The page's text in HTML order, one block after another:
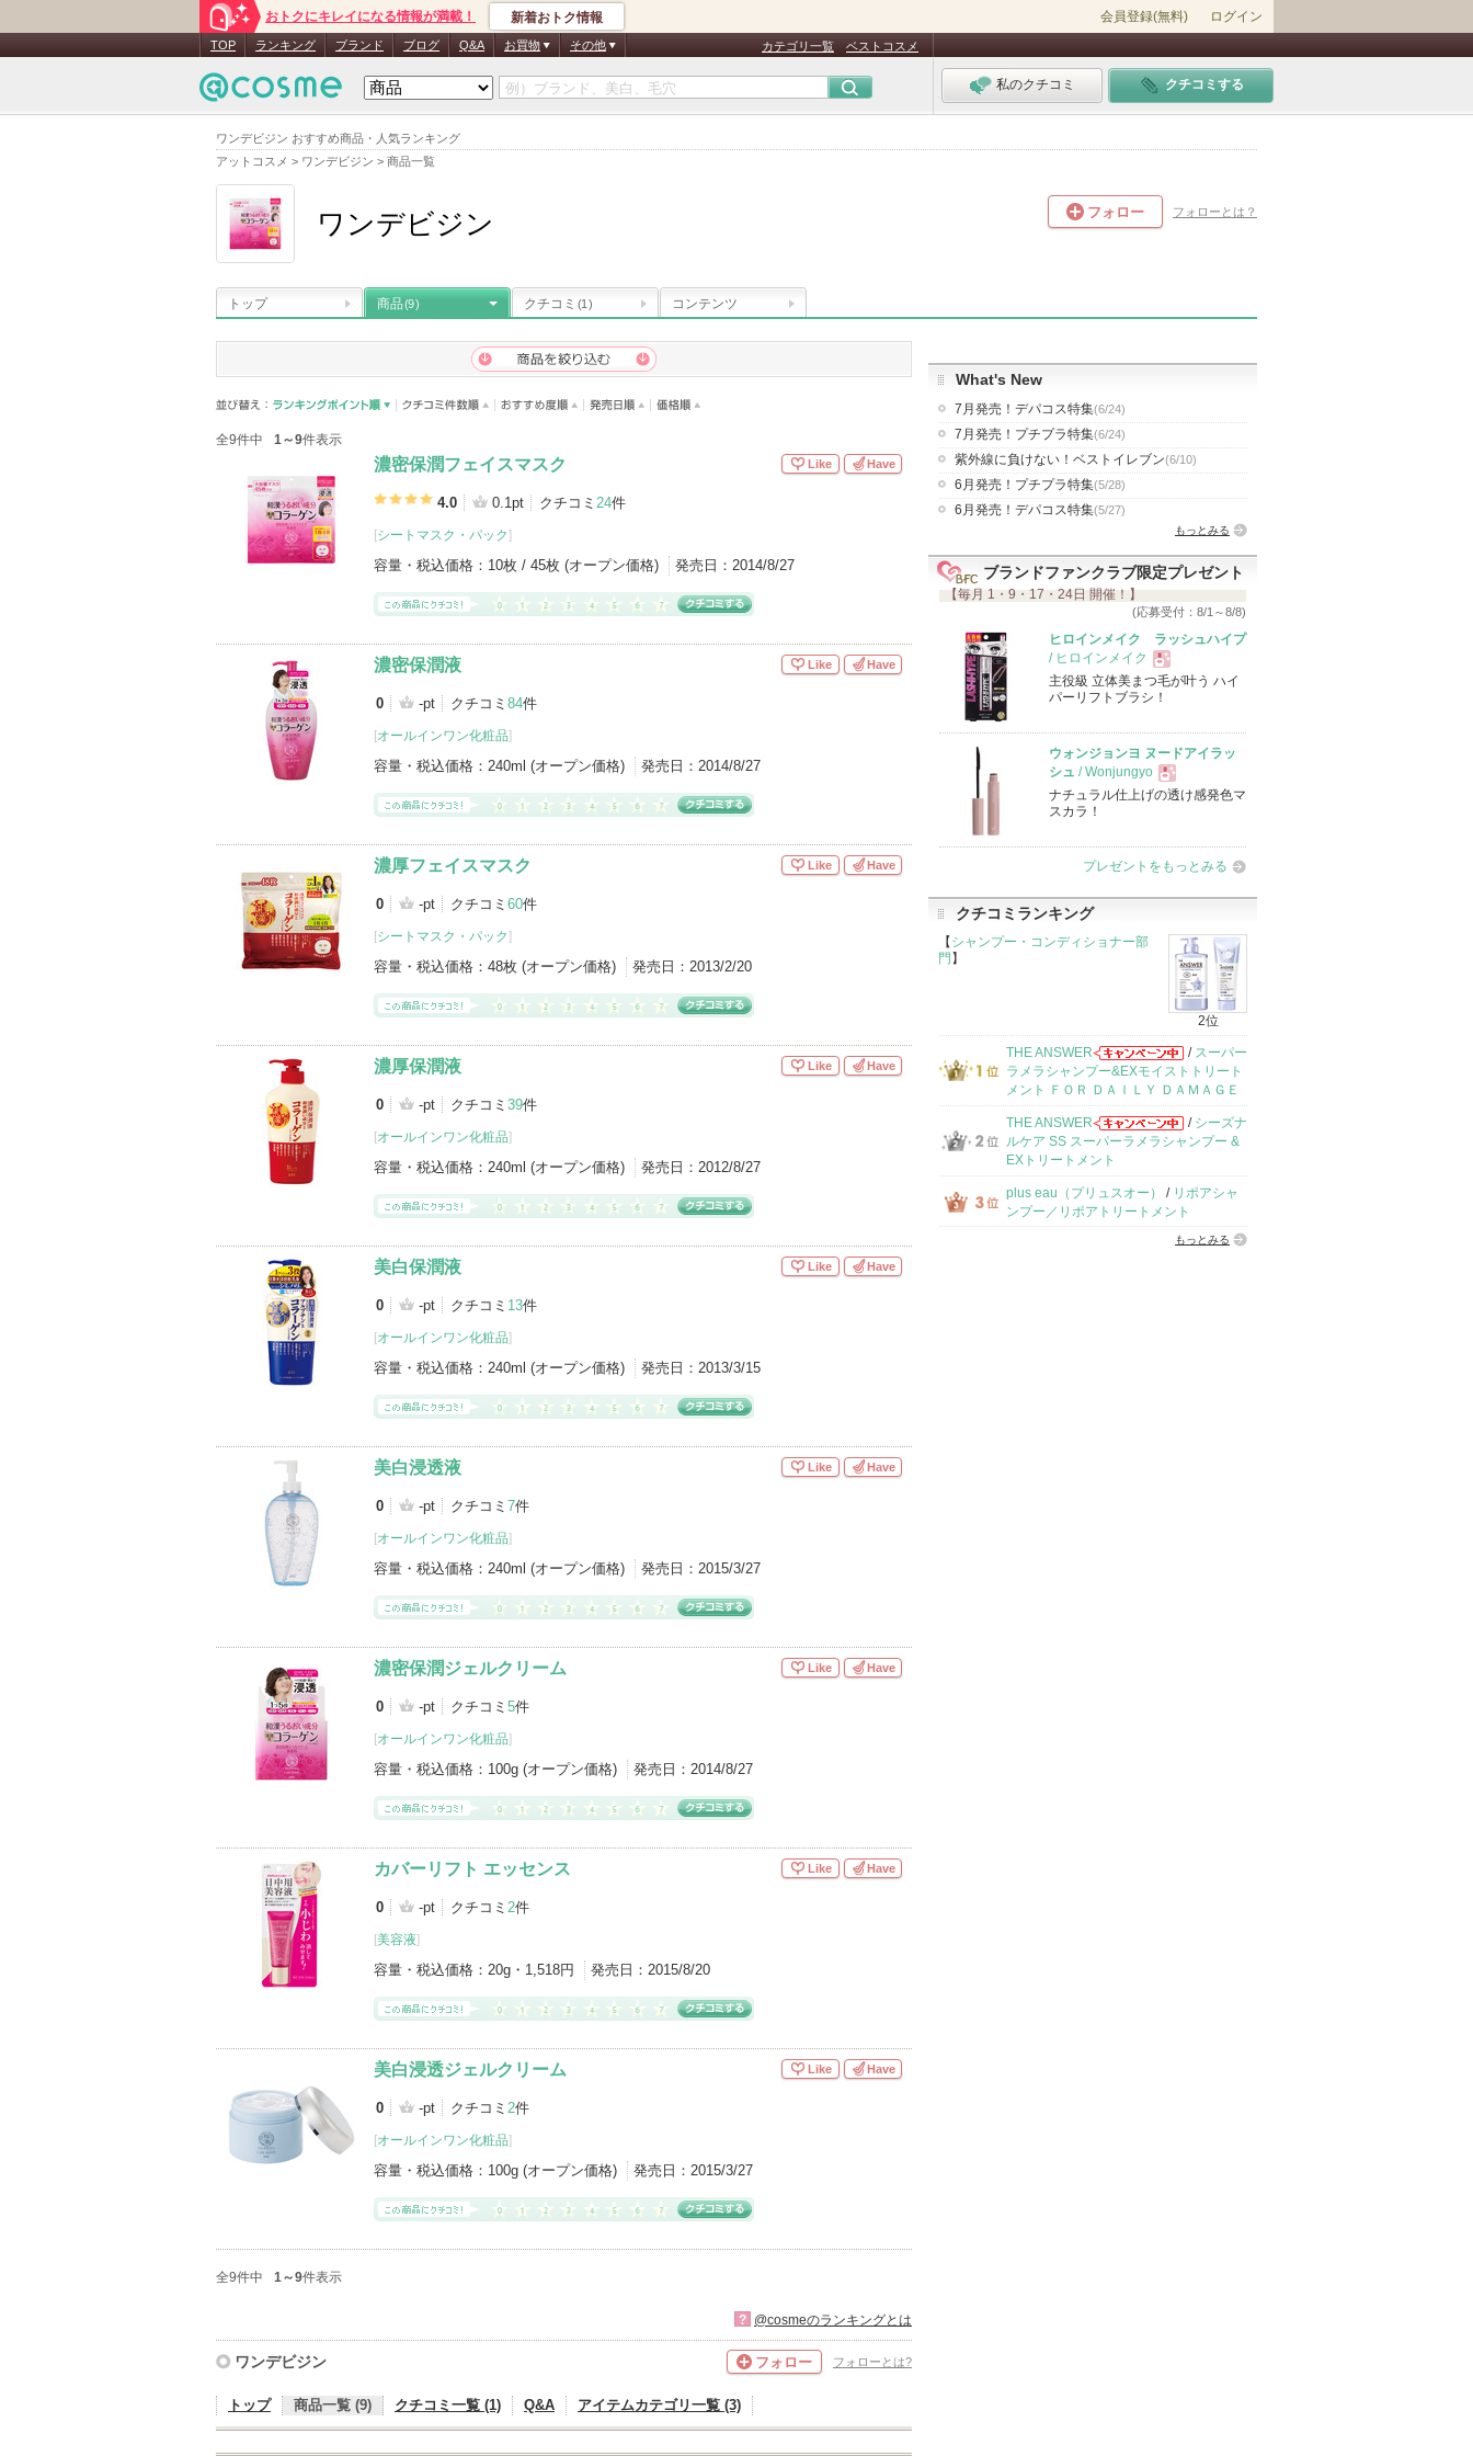
ワンデビジン おすすめ商品・人気ランキング
アットコスメ > ワンデビジン > 商品一覧
おトクにキレイになる情報が満載！ 新着おトク情報 会員登録(無料) ログイン
TOP ランキング ブランド ブログ Q&A お買物 その他 カテゴリ一覧 ベストコスメ
私のクチコミ クチコミする
ワンデビジン フォロー フォローとは？
トップ 商品(9) クチコミ (1) コンテンツ
全9件中 1～9件表示
濃密保潤フェイスマスク
4.0 0.1pt クチコミ 24件
[シートマスク・パック]
容量・税込価格： 10枚 / 45枚 (オープン価格) 発売日： 2014/8/27
Like Have
濃密保潤液
0 -pt クチコミ 84件
[オールインワン化粧品]
容量・税込価格： 240ml (オープン価格) 発売日： 2014/8/27
Like Have
濃厚フェイスマスク
0 -pt クチコミ 60件
[シートマスク・パック]
容量・税込価格： 48枚 (オープン価格) 発売日： 2013/2/20
Like Have
濃厚保潤液
0 -pt クチコミ 39件
[オールインワン化粧品]
容量・税込価格： 240ml (オープン価格) 発売日： 2012/8/27
Like Have
美白保潤液
0 -pt クチコミ 13件
[オールインワン化粧品]
容量・税込価格： 240ml (オープン価格) 発売日： 2013/3/15
Like Have
美白浸透液
0 -pt クチコミ 7件
[オールインワン化粧品]
容量・税込価格： 240ml (オープン価格) 発売日： 2015/3/27
Like Have
濃密保潤ジェルクリーム
0 -pt クチコミ 5件
[オールインワン化粧品]
容量・税込価格： 100g (オープン価格) 発売日： 2014/8/27
Like Have
カバーリフト エッセンス
0 -pt クチコミ 2件
[美容液]
容量・税込価格： 20g・1,518円 発売日： 2015/8/20
Like Have
美白浸透ジェルクリーム
0 -pt クチコミ 2件
[オールインワン化粧品]
容量・税込価格： 100g (オープン価格) 発売日： 2015/3/27
Like Have
全9件中 1～9件表示
? @cosmeのランキングとは
ワンデビジン フォロー フォローとは?
トップ 商品一覧 (9) クチコミ一覧 (1) Q&A アイテムカテゴリ一覧 (3)
What's New
7月発売！デパコス特集(6/24)
7月発売！プチプラ特集(6/24)
紫外線に負けない！ベストイレブン(6/10)
6月発売！プチプラ特集(5/28)
6月発売！デパコス特集(5/27)
もっとみる
ブランドファンクラブ限定プレゼント
【毎月 1・9・17・24日 開催！】
(応募受付：8/1～8/8)
ヒロインメイク ラッシュハイプ
/ ヒロインメイク
現
品
主役級 立体美まつ毛が叶う ハイ
パーリフトブラシ！
ウォンジョンヨ ヌードアイラッ
シュ / Wonjungyo
現
品
ナチュラル仕上げの透け感発色マ
スカラ！
プレゼントをもっとみる
クチコミランキング
【 シャンプー・コンディショナー部
門 】
2位
THE ANSWER / スーパー
ラメラシャンプー&EXモイストトリート
メント ＦＯＲ ＤＡＩＬＹ ＤＡＭＡＧＥ
THE ANSWER / シーズナ
ルケア SS スーパーラメラシャンプー &
EXトリートメント
plus eau（プリュスオー） / リポアシャ
ンプー／リポアトリートメント
もっとみる